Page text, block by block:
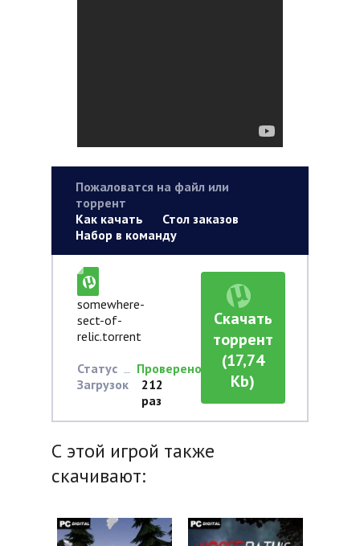
Пожаловатся на файл или
торрент
Как качать
Стол заказов
Набор в команду
somewhere-
sect-of-
relic.torrent
Статус
Проверено
Загрузок
212
раз
Скачать
торрент
(17,74
Kb)
С этой игрой также
скачивают: